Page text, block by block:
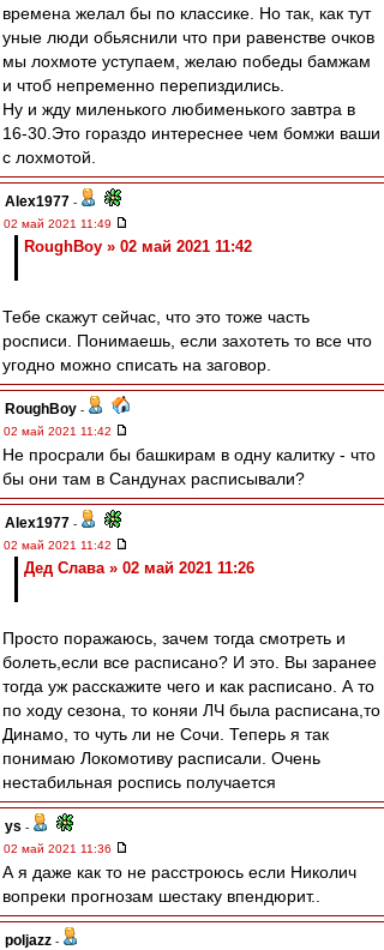
времена желал бы по классике. Но так, как тут
уные люди обьяснили что при равенстве очков
мы лохмоте уступаем, желаю победы бамжам
и чтоб непременно перепиздились.
Ну и жду миленького любименького завтра в
16-30.Это гораздо интереснее чем бомжи ваши
с лохмотой.
Alex1977 -
02 май 2021 11:49
RoughBoy » 02 май 2021 11:42
Тебе скажут сейчас, что это тоже часть
росписи. Понимаешь, если захотеть то все что
угодно можно списать на заговор.
RoughBoy -
02 май 2021 11:42
Не просрали бы башкирам в одну калитку - что
бы они там в Сандунах расписывали?
Alex1977 -
02 май 2021 11:42
Дед Слава » 02 май 2021 11:26
Просто поражаюсь, зачем тогда смотреть и
болеть,если все расписано? И это. Вы заранее
тогда уж расскажите чего и как расписано. А то
по ходу сезона, то коняи ЛЧ была расписана,то
Динамо, то чуть ли не Сочи. Теперь я так
понимаю Локомотиву расписали. Очень
нестабильная роспись получается
ys -
02 май 2021 11:36
А я даже как то не расстроюсь если Николич
вопреки прогнозам шестаку впендюрит..
poljazz -